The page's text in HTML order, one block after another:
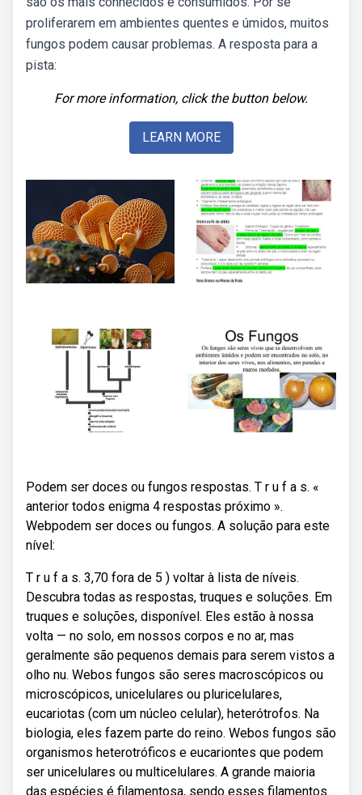
proliferarem em ambientes quentes e úmidos, muitos
fungos podem causar problemas. A resposta para a
pista:
For more information, click the button below.
LEARN MORE
Podem ser doces ou fungos respostas. T r u f a s. «
anterior todos enigma 4 respostas próximo ».
Webpodem ser doces ou fungos. A solução para este
nível:
T r u f a s. 3,70 fora de 5 ) voltar à lista de níveis.
Descubra todas as respostas, truques e soluções. Em
truques e soluções, disponível. Eles estão à nossa
volta — no solo, em nossos corpos e no ar, mas
geralmente são pequenos demais para serem vistos a
olho nu. Webos fungos são seres macroscópicos ou
microscópicos, unicelulares ou pluricelulares,
eucariotas (com um núcleo celular), heterótrofos. Na
biologia, eles fazem parte do reino. Webos fungos são
organismos heterotróficos e eucariontes que podem
ser unicelulares ou multicelulares. A grande maioria
das espécies é filamentosa, sendo esses filamentos.